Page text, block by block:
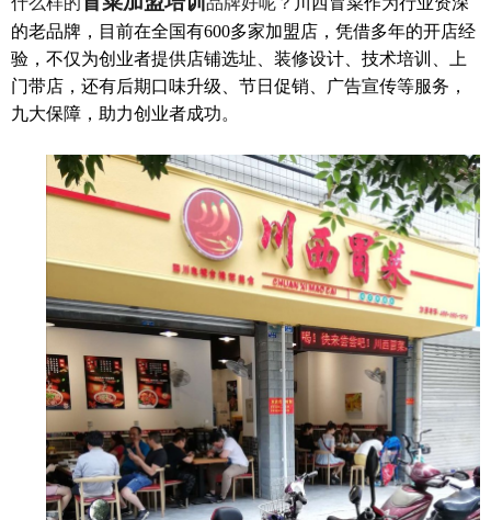
的老品牌，目前在全国有600多家加盟店，凭借多年的开店经
验，不仅为创业者提供店铺选址、装修设计、技术培训、上
门带店，还有后期口味升级、节日促销、广告宣传等服务，
九大保障，助力创业者成功。